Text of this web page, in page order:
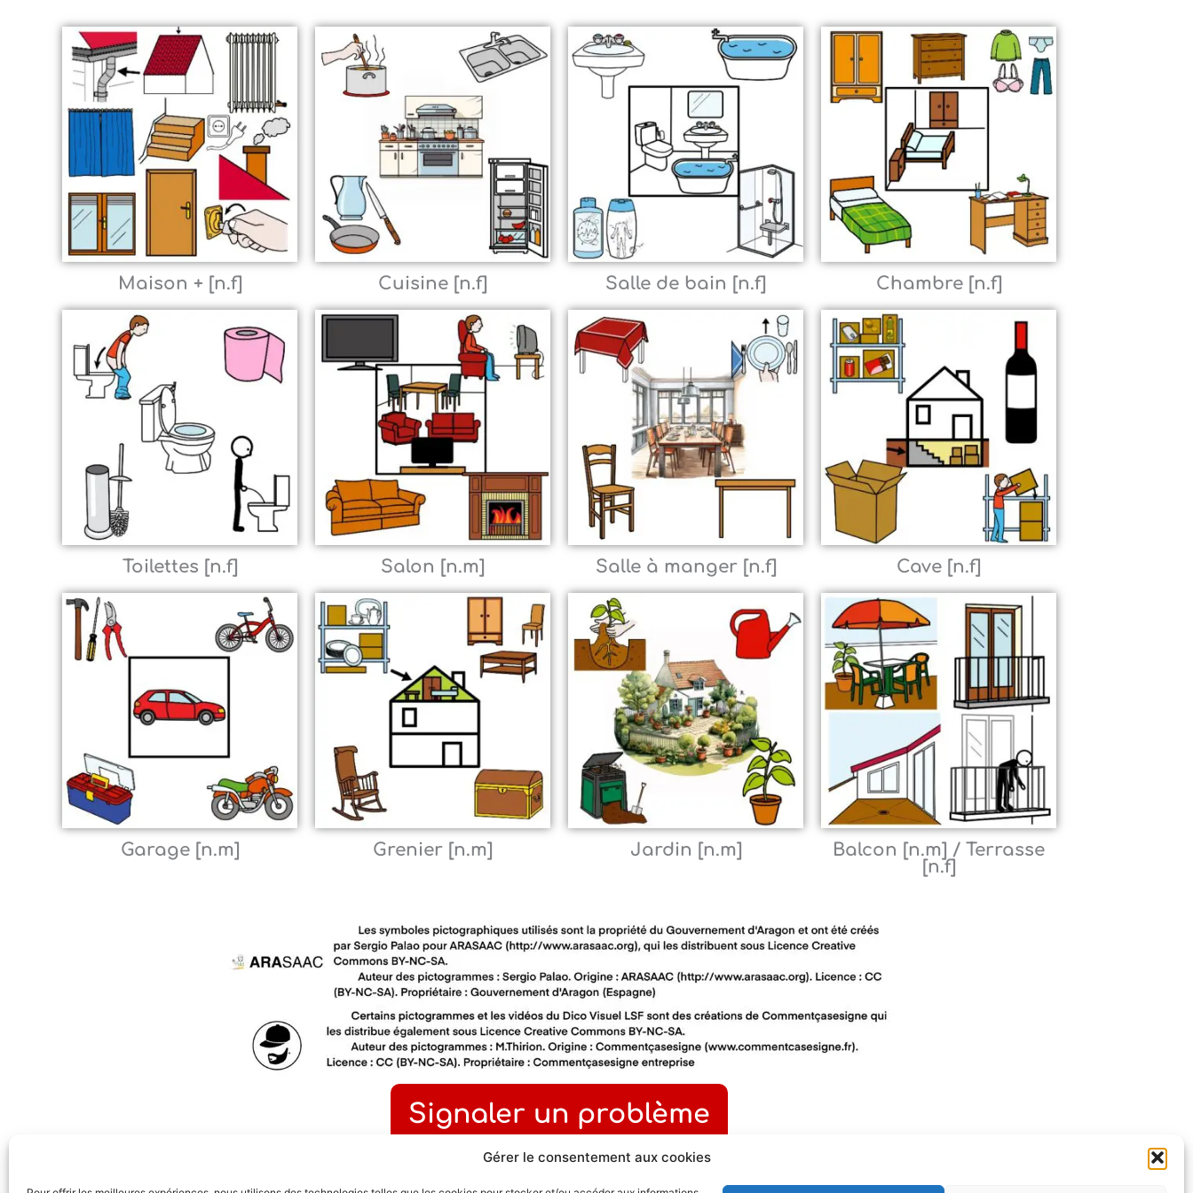
Gérer le consentement aux cookies
Maison + [n.f] Cuisine [n.f] Salle de bain [n.f] Chambre [n.f]
Toilettes [n.f] Salon [n.m] Salle à manger [n.f] Cave [n.f]
Garage [n.m] Grenier [n.m] Jardin [n.m]
Balcon [n.m] / Terrasse
[n.f]
Signaler un problème
F W M P